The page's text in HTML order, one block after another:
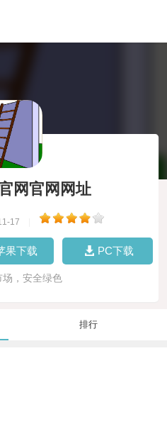
网官网网址
17
果下载 PC下载
场，安全绿色
排行